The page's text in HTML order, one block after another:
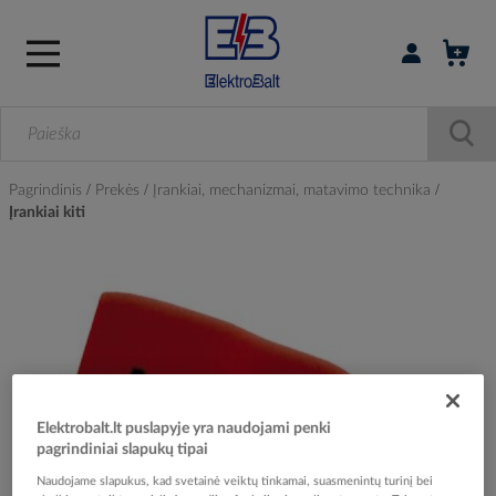
Prisijungti /
Pagrindinis Prekės
Įrankiai, mechanizmai, matavimo technika
Įrankiai kiti
galleryElektrobalt.lt puslapyje yra naudojami penki
pagrindiniai slapukų tipai
Naudojame slapukus, kad svetainė veiktų tinkamai, suasmenintų turinį bei